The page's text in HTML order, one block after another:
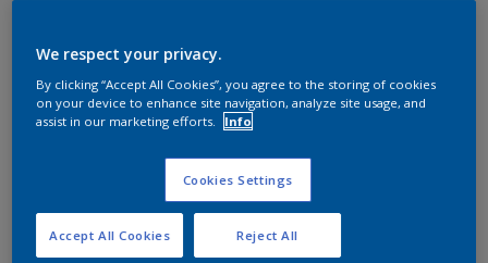
Diamond Finish
HIGH OPACITY
HIGH COVERAGE
Hubungi 0811 1952 2888 (ask dulux) untuk informasi
We respect your privacy.
By clicking “Accept All Cookies”, you agree to the storing of cookies
on your device to enhance site navigation, analyze site usage, and
assist in our marketing efforts.
Info
Cookies Settings
Reject All
Accept All Cookies